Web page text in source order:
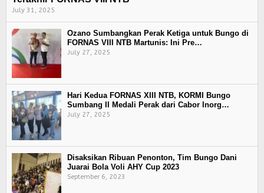
July 31, 2025
Ozano Sumbangkan Perak Ketiga untuk Bungo di
FORNAS VIII NTB Martunis: Ini Pre…
July 27, 2025
Hari Kedua FORNAS XIII NTB, KORMI Bungo
Sumbang II Medali Perak dari Cabor Inorg…
July 27, 2025
Disaksikan Ribuan Penonton, Tim Bungo Dani
Juarai Bola Voli AHY Cup 2023
September 6, 2023